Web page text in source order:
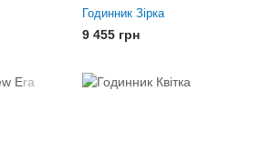
Годинник Зірка
9 455 грн